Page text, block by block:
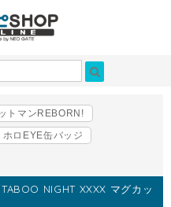
トマンREBORN!
ホロEYE缶バッジ
NIGHT XXXX マグカッ